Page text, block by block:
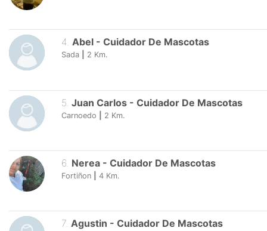
4. Abel - Cuidador De Mascotas
Sada 2 Km.
5 Juan Carlos - Cuidador De Mascotas
Carnoedo 2 Km.
6 Nerea - Cuidador De Mascotas
Fortiñon 4 Km.
7. Agustin - Cuidador De Mascotas